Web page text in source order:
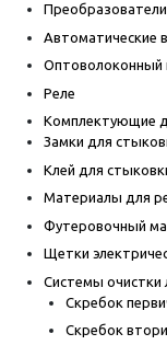
Автоматические
Оптоволоконный
Реле
Комплектующие
Замки для
Клей для
Материалы для
Футеровочный
Щетки
Системы очистки
Скребок
Скребок